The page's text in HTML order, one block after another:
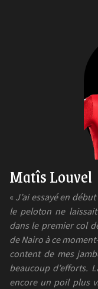
Matîs Louvel
« J’ai essayé en
le peloton ne
dans le premier col
de Nairo à ce
content de mes
beaucoup d’efforts.
encore un poil plus